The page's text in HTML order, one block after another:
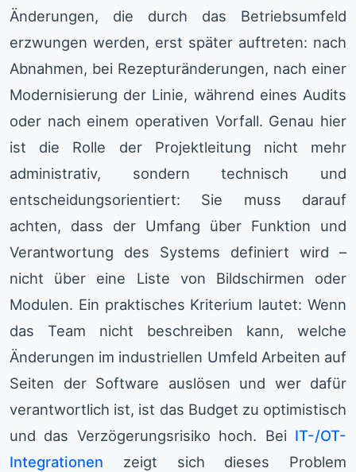
Änderungen, die durch das Betriebsumfeld
erzwungen werden, erst später auftreten: nach
Abnahmen, bei Rezepturänderungen, nach einer
Modernisierung der Linie, während eines Audits
oder nach einem operativen Vorfall. Genau hier
ist die Rolle der Projektleitung nicht mehr
administrativ, sondern technisch und
entscheidungsorientiert: Sie muss darauf
achten, dass der Umfang über Funktion und
Verantwortung des Systems definiert wird –
nicht über eine Liste von Bildschirmen oder
Modulen. Ein praktisches Kriterium lautet: Wenn
das Team nicht beschreiben kann, welche
Änderungen im industriellen Umfeld Arbeiten auf
Seiten der Software auslösen und wer dafür
verantwortlich ist, ist das Budget zu optimistisch
und das Verzögerungsrisiko hoch. Bei IT-/OT-
Integrationen zeigt sich dieses Problem